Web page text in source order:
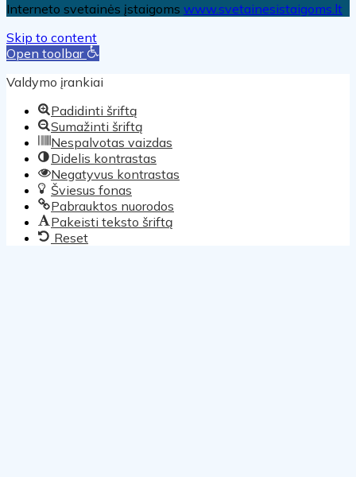
Interneto svetainės įstaigoms www.svetainesistaigoms.lt
Skip to content
Open toolbar
Valdymo įrankiai
Padidinti šriftą
Sumažinti šriftą
Nespalvotas vaizdas
Didelis kontrastas
Negatyvus kontrastas
Šviesus fonas
Pabrauktos nuorodos
Pakeisti teksto šriftą
Reset